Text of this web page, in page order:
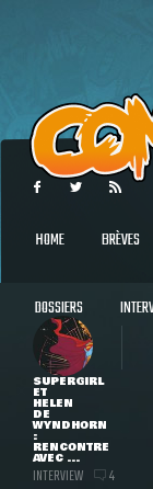
HOME BRÈVES
DOSSIERS
SUPERGIRL
ET
HELEN
DE
WYNDHORN
:
RENCONTRE
AVEC ...
INTERVIEW 4